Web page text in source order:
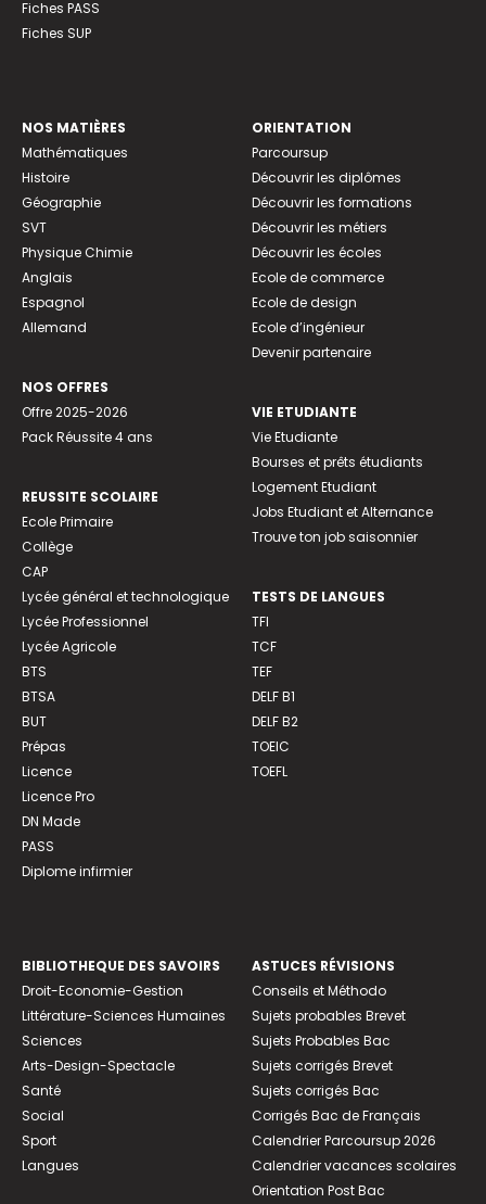
Fiches PASS
Fiches SUP
NOS MATIÈRES
Mathématiques
Histoire
Géographie
SVT
Physique Chimie
Anglais
Espagnol
Allemand
NOS OFFRES
Offre 2025-2026
Pack Réussite 4 ans
REUSSITE SCOLAIRE
Ecole Primaire
Collège
CAP
Lycée général et technologique
Lycée Professionnel
Lycée Agricole
BTS
BTSA
BUT
Prépas
Licence
Licence Pro
DN Made
PASS
Diplome infirmier
ORIENTATION
Parcoursup
Découvrir les diplômes
Découvrir les formations
Découvrir les métiers
Découvrir les écoles
Ecole de commerce
Ecole de design
Ecole d’ingénieur
Devenir partenaire
VIE ETUDIANTE
Vie Etudiante
Bourses et prêts étudiants
Logement Etudiant
Jobs Etudiant et Alternance
Trouve ton job saisonnier
TESTS DE LANGUES
TFI
TCF
TEF
DELF B1
DELF B2
TOEIC
TOEFL
BIBLIOTHEQUE DES SAVOIRS
Droit-Economie-Gestion
Littérature-Sciences Humaines
Sciences
Arts-Design-Spectacle
Santé
Social
Sport
Langues
ASTUCES RÉVISIONS
Conseils et Méthodo
Sujets probables Brevet
Sujets Probables Bac
Sujets corrigés Brevet
Sujets corrigés Bac
Corrigés Bac de Français
Calendrier Parcoursup 2026
Calendrier vacances scolaires
Orientation Post Bac